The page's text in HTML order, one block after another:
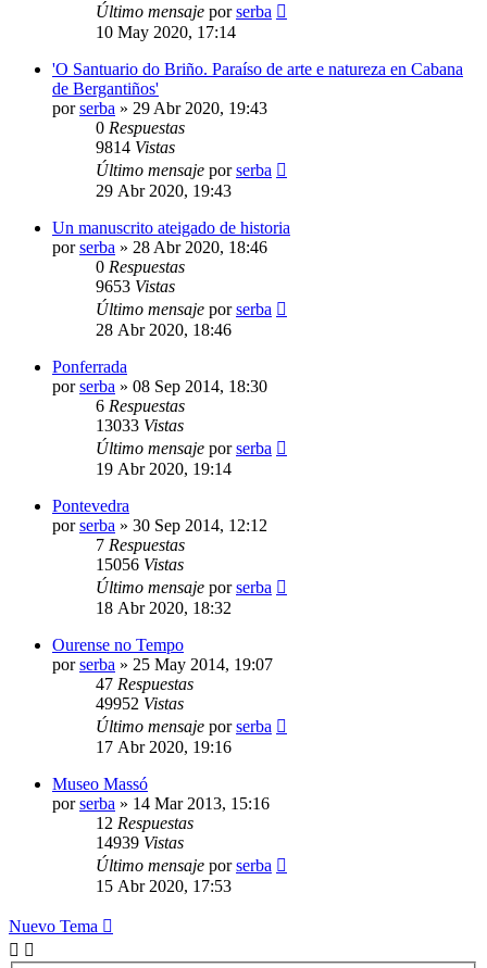
Último mensaje porserba
10 May 2020, 17:14
'O Santuario do Briño. Paraíso de arte e natureza en Cabana
de Bergantiños'
porserba » 29 Abr 2020, 19:43
0 Respuestas
9814 Vistas
Último mensaje porserba
29 Abr 2020, 19:43
Un manuscrito ateigado de historia
porserba » 28 Abr 2020, 18:46
0 Respuestas
9653 Vistas
Último mensaje porserba
28 Abr 2020, 18:46
Ponferrada
porserba » 08 Sep 2014, 18:30
6 Respuestas
13033 Vistas
Último mensaje porserba
19 Abr 2020, 19:14
Pontevedra
porserba » 30 Sep 2014, 12:12
7 Respuestas
15056 Vistas
Último mensaje porserba
18 Abr 2020, 18:32
Ourense no Tempo
porserba » 25 May 2014, 19:07
47 Respuestas
49952 Vistas
Último mensaje porserba
17 Abr 2020, 19:16
Museo Massó
porserba » 14 Mar 2013, 15:16
12 Respuestas
14939 Vistas
Último mensaje porserba
15 Abr 2020, 17:53
Nuevo Tema